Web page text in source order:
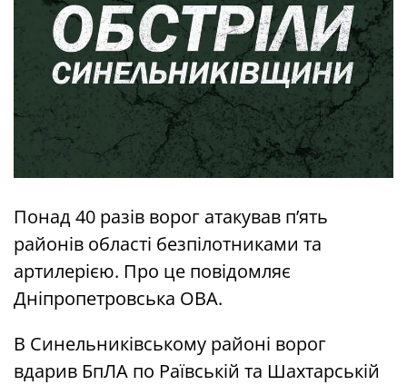
Понад 40 разів ворог атакував п’ять
районів області безпілотниками та
артилерією. Про це повідомляє
Дніпропетровська ОВА.
В Синельниківському районі ворог
вдарив БпЛА по Раївській та Шахтарській